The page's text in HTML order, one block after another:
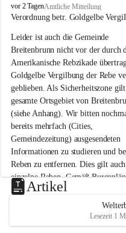
B
r
i
t
e
n
b
r
u
n
n
a
m
N
e
u
s
d
vor 2 TagenAmtliche Mitteilung
Verordnung betr. Goldgelbe
Leider ist auch die Gemeinde
Breitenbrunn nicht vor der durch
Amerikanische Rebzikade
Goldgelbe Vergilbung der Rebe
geblieben. Als Sicherheitszone
gesamte Ortsgebiet von
(siehe Anhang). Wir bitten
bereits mehrfach (Cities,
Gemeindezeitung) ausgesendeten
Informationen zu studieren und
Reben zu entfernen. Dies gilt
einzelne Reben. Gemäß
Weinbaugesetz sind nicht
unzulässige Weingärten zu
helfen wir zusammen um unsere
vor den prognostizierten
Artikel
Lesezeit 1